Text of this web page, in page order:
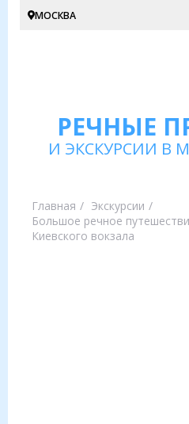
МОСКВА
РЕЧНЫЕ
И ЭКСКУРСИИ В
Главная
Экскурсии
Большое речное
Киевского вокзала